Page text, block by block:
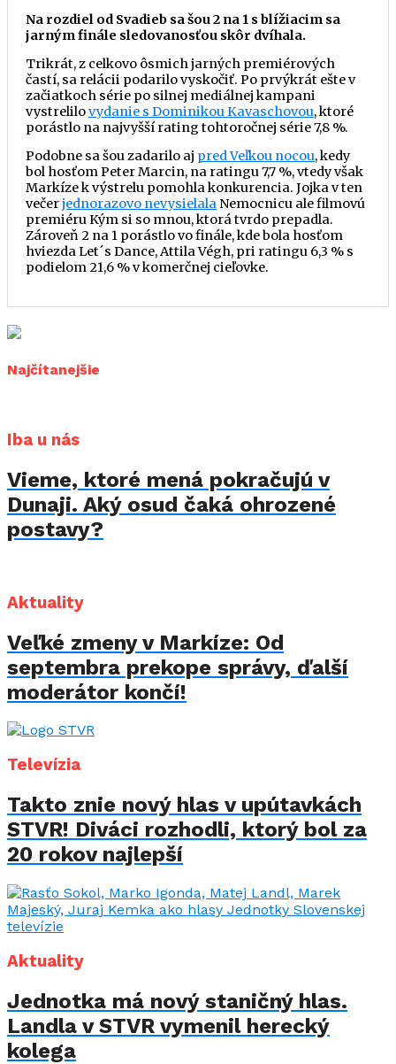
Na rozdiel od Svadieb sa šou 2 na 1 s blížiacim sa
jarným finále sledovanosťou skôr dvíhala.
Trikrát, z celkovo ôsmich jarných premiérových
častí, sa relácii podarilo vyskočiť. Po prvýkrát ešte v
začiatkoch série po silnej mediálnej kampani
vystrelilovydanie s Dominikou Kavaschovou, ktoré
porástlo na najvyšší rating tohtoročnej série 7,8 %.
Podobne sa šou zadarilo aj pred Veľkou nocou, kedy
bol hosťom Peter Marcin, na ratingu 7,7 %, vtedy však
Markíze k výstrelu pomohla konkurencia. Jojka v ten
večerjednorazovo nevysielala Nemocnicu ale filmovú
premiéru Kým si so mnou, ktorá tvrdo prepadla.
Zároveň 2 na 1 porástlo vo finále, kde bola hosťom
hviezda Let´s Dance, Attila Végh, pri ratingu 6,3 % s
podielom 21,6 % v komerčnej cieľovke.
Najčítanejšie
Iba u nás
Vieme, ktoré mená pokračujú v
Dunaji. Aký osud čaká ohrozené
postavy?
Aktuality
Veľké zmeny v Markíze: Od
septembra prekope správy, ďalší
moderátor končí!
Televízia
Takto znie nový hlas v upútavkách
STVR! Diváci rozhodli, ktorý bol za
20 rokov najlepší
Aktuality
Jednotka má nový staničný hlas.
Landla v STVR vymenil herecký
kolega